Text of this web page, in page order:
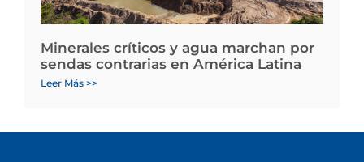
Minerales críticos y agua marchan por
sendas contrarias en América Latina
Leer Más >>